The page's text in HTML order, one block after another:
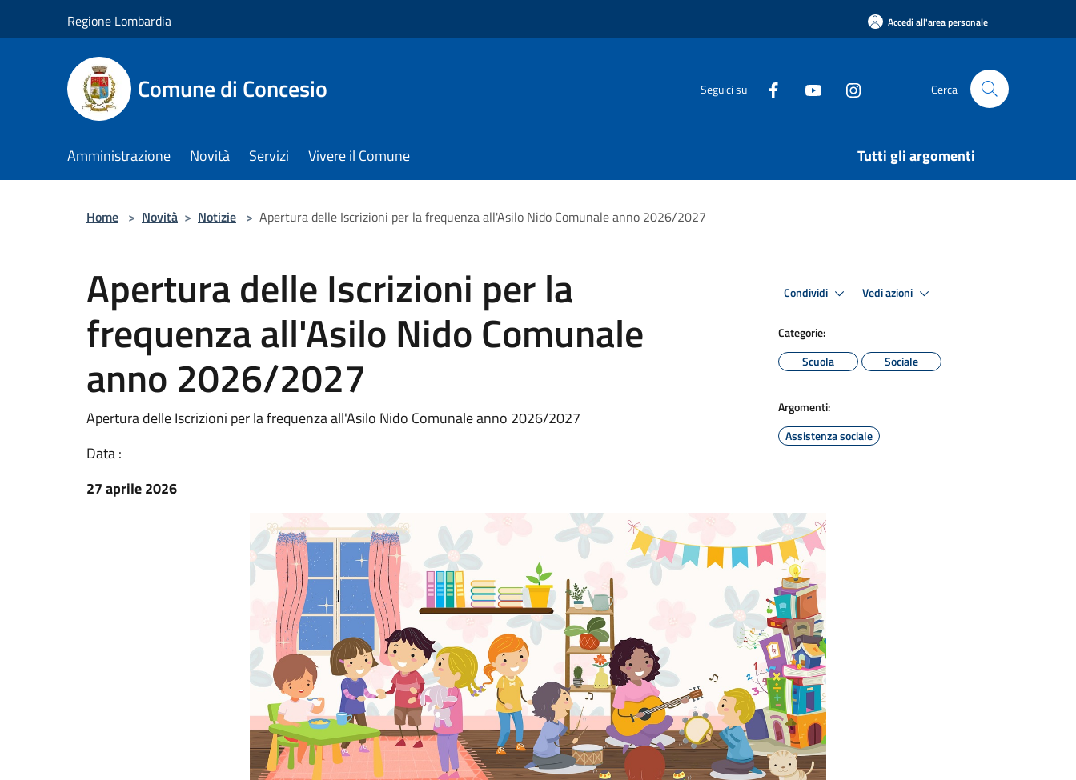
Regione Lombardia Accedi all'area personale
Comune di Concesio Seguici su Cerca
Amministrazione Novità Servizi Vivere il Comune Tutti gli argomenti
Home > Novità > Notizie > Apertura delle Iscrizioni per la frequenza all'Asilo Nido Comunale anno 2026/2027
Apertura delle Iscrizioni per la
frequenza all'Asilo Nido Comunale
anno 2026/2027
Apertura delle Iscrizioni per la frequenza all'Asilo Nido Comunale anno 2026/2027
Data :
27 aprile 2026
Condividi Vedi azioni
Categorie:
Scuola
Sociale
Argomenti:
Assistenza sociale